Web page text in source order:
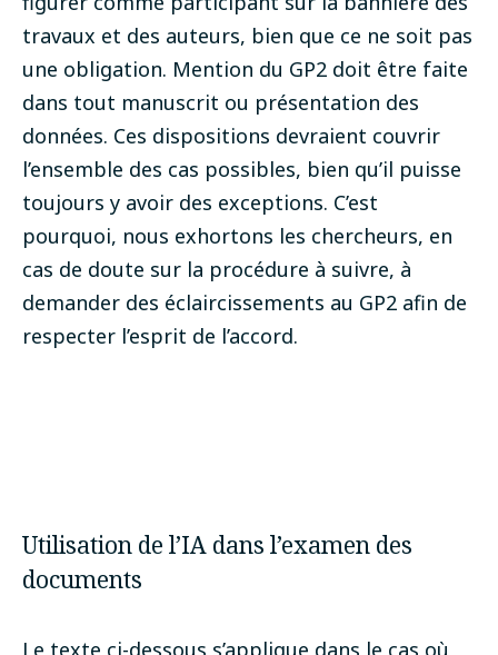
travaux et des auteurs, bien que ce ne soit pas
une obligation. Mention du GP2 doit être faite
dans tout manuscrit ou présentation des
données. Ces dispositions devraient couvrir
l’ensemble des cas possibles, bien qu’il puisse
toujours y avoir des exceptions. C’est
pourquoi, nous exhortons les chercheurs, en
cas de doute sur la procédure à suivre, à
demander des éclaircissements au GP2 afin de
respecter l’esprit de l’accord.
Utilisation de l’IA dans l’examen des
documents